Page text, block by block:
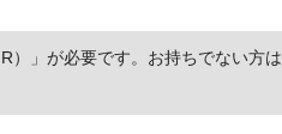
）」が必要です。お持ちでない方は